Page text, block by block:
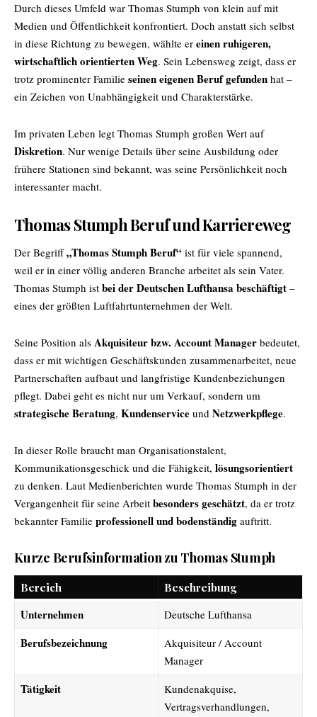
Durch dieses Umfeld war Thomas Stumph von klein auf mit
Medien und Öffentlichkeit konfrontiert. Doch anstatt sich selbst
in diese Richtung zu bewegen, wählte er einen ruhigeren,
wirtschaftlich orientierten Weg. Sein Lebensweg zeigt, dass er
trotz prominenter Familie seinen eigenen Beruf gefunden hat –
ein Zeichen von Unabhängigkeit und Charakterstärke.
Im privaten Leben legt Thomas Stumph großen Wert auf
Diskretion. Nur wenige Details über seine Ausbildung oder
frühere Stationen sind bekannt, was seine Persönlichkeit noch
interessanter macht.
Thomas Stumph Beruf und Karriereweg
Der Begriff„Thomas Stumph Beruf“ ist für viele spannend,
weil er in einer völlig anderen Branche arbeitet als sein Vater.
Thomas Stumph ist bei der Deutschen Lufthansa beschäftigt –
eines der größten Luftfahrtunternehmen der Welt.
Seine Position als Akquisiteur bzw. Account Manager bedeutet,
dass er mit wichtigen Geschäftskunden zusammenarbeitet, neue
Partnerschaften aufbaut und langfristige Kundenbeziehungen
pflegt. Dabei geht es nicht nur um Verkauf, sondern um
strategische Beratung, Kundenservice und Netzwerkpflege.
In dieser Rolle braucht man Organisationstalent,
Kommunikationsgeschick und die Fähigkeit, lösungsorientiert
zu denken. Laut Medienberichten wurde Thomas Stumph in der
Vergangenheit für seine Arbeit besonders geschätzt, da er trotz
bekannter Familie professionell und bodenständig auftritt.
Kurze Berufsinformation zu Thomas Stumph
Bereich Beschreibung
Unternehmen Deutsche Lufthansa
Berufsbezeichnung
Akquisiteur / Account
Manager
Tätigkeit
Kundenakquise,
Vertragsverhandlungen,